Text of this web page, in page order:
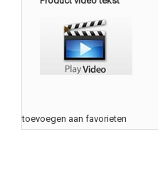
toevoegen aan favorieten